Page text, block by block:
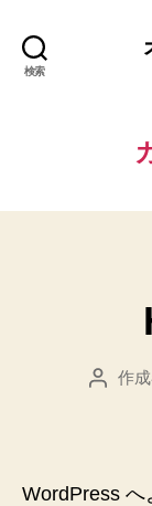
検索
投
作
WordPress へ